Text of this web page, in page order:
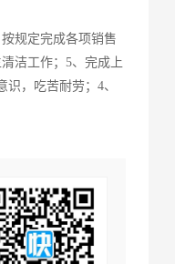
规定完成各项销售
洁工作；5、完成上
，吃苦耐劳；4、